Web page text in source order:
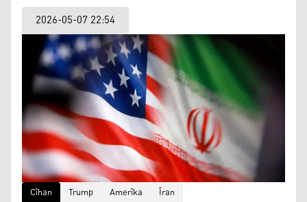
2026-05-07 22:54
Cîhan Trump Amerîka Îran